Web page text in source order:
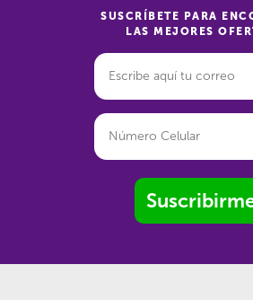
SUSCRÍBETE PARA
LAS MEJORES